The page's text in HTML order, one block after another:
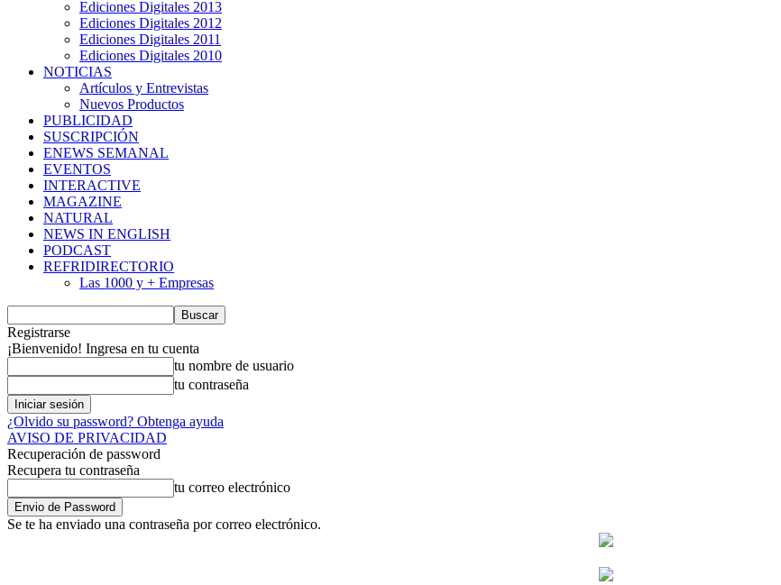
Ediciones Digitales 2013
Ediciones Digitales 2012
Ediciones Digitales 2011
Ediciones Digitales 2010
NOTICIAS
Artículos y Entrevistas
Nuevos Productos
PUBLICIDAD
SUSCRIPCIÓN
ENEWS SEMANAL
EVENTOS
INTERACTIVE
MAGAZINE
NATURAL
NEWS IN ENGLISH
PODCAST
REFRIDIRECTORIO
Las 1000 y + Empresas
Registrarse
¡Bienvenido! Ingresa en tu cuenta
tu nombre de usuario
tu contraseña
¿Olvido su password? Obtenga ayuda
AVISO DE PRIVACIDAD
Recuperación de password
Recupera tu contraseña
tu correo electrónico
Se te ha enviado una contraseña por correo electrónico.